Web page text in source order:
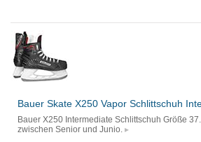
Bauer Skate X250 Vapor Schlittschuh
Bauer X250 Intermediate Schlittschuh Größe
zwischen Senior und Junio.